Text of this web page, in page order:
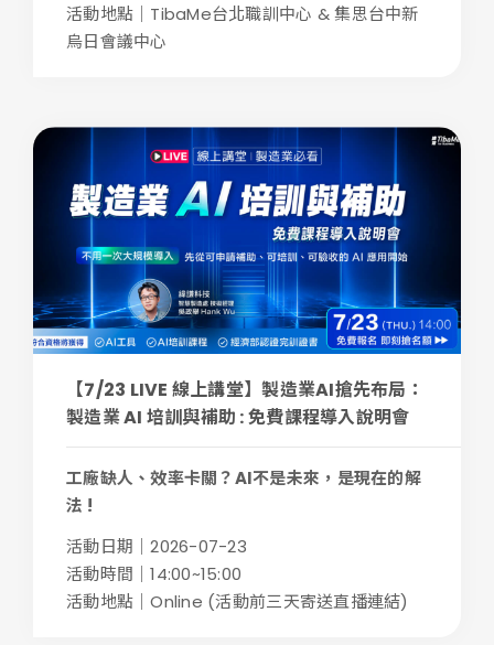
活動地點｜TibaMe台北職訓中心 & 集思台中新
烏日會議中心
【7/23 LIVE 線上講堂】製造業AI搶先布局：
製造業 AI 培訓與補助 : 免費課程導入說明會
工廠缺人、效率卡關？AI不是未來，是現在的解
法 !
...
活動日期｜2026-07-23
活動時間｜14:00~15:00
活動地點｜Online (活動前三天寄送直播連結)